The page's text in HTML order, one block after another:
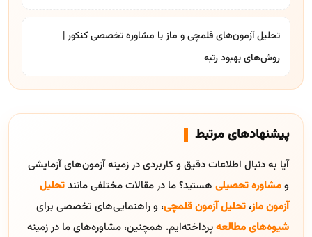
تحلیل آزمون‌های قلمچی و ماز با مشاوره تخصصی کنکور |
روش‌های بهبود رتبه
پیشنهادهای مرتبط
آیا به دنبال اطلاعات دقیق و کاربردی در زمینه آزمون‌های آزمایشی
ومشاوره تحصیلی هستید؟ ما در مقالات مختلفی مانندتحلیل
آزمون ماز، تحلیل آزمون قلمچی، و راهنمایی‌های تخصصی برای
شیوه‌های مطالعهپرداخته‌ایم. همچنین، مشاوره‌های ما در زمینه